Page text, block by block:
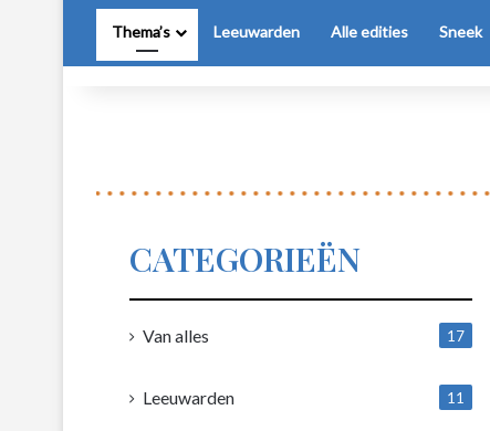
Thema’s Leeuwarden Alle edities Sneek
CATEGORIEËN
Van alles
17
Leeuwarden
11